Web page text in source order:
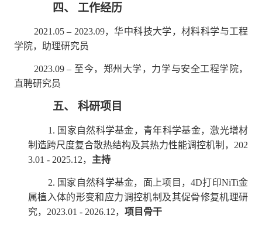
四、 工作经历
2021.05 – 2023.09，华中科技大学，材料科学与工程
学院，助理研究员
2023.09 – 至今， 郑州 大学， 力学与安全工程学院，
直聘研究员
五、 科研项目
1. 国家自然科学基金，青年科学基金，激光增材
制造跨尺度复合散热结构及其热力性能调控机制， 202
3.01 - 2025.12， 主持
2. 国家自然科学基金，面上项目，4D打印NiTi金
属植入体的形变和应力调控机制及其促骨修复机理研
究， 2023.01 - 2026.12， 项目骨干